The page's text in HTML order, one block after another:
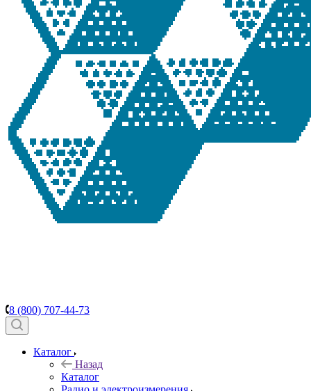
8 (800) 707-44-73
Каталог
Назад
Каталог